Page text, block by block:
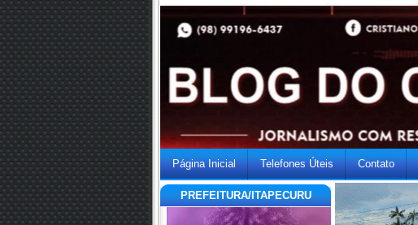
Página Inicial Telefones Úteis Contato
PREFEITURA/ITAPECURU